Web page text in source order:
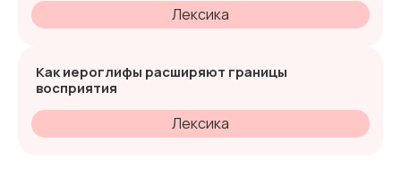
Лексика
Как иероглифы расширяют границы
восприятия
Лексика